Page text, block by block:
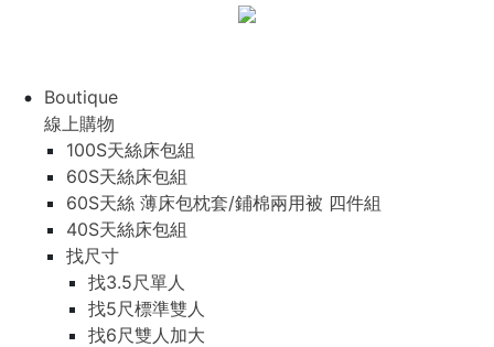
Boutique
線上購物
100S天絲床包組
60S天絲床包組
60S天絲 薄床包枕套/鋪棉兩用被 四件組
40S天絲床包組
找尺寸
找3.5尺單人
找5尺標準雙人
找6尺雙人加大